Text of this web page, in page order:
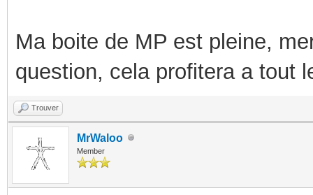
Ma boite de MP est pleine,
question, cela profitera a tout
Trouver
MrWaloo
Member